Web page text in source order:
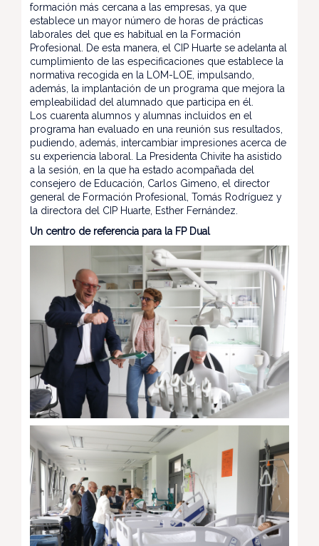
formación más cercana a las empresas, ya que
establece un mayor número de horas de prácticas
laborales del que es habitual en la Formación
Profesional. De esta manera, el CIP Huarte se adelanta al
cumplimiento de las especificaciones que establece la
normativa recogida en la LOM-LOE, impulsando,
además, la implantación de un programa que mejora la
empleabilidad del alumnado que participa en él.
Los cuarenta alumnos y alumnas incluidos en el
programa han evaluado en una reunión sus resultados,
pudiendo, además, intercambiar impresiones acerca de
su experiencia laboral. La Presidenta Chivite ha asistido
a la sesión, en la que ha estado acompañada del
consejero de Educación, Carlos Gimeno, el director
general de Formación Profesional, Tomás Rodríguez y
la directora del CIP Huarte, Esther Fernández.
Un centro de referencia para la FP Dual